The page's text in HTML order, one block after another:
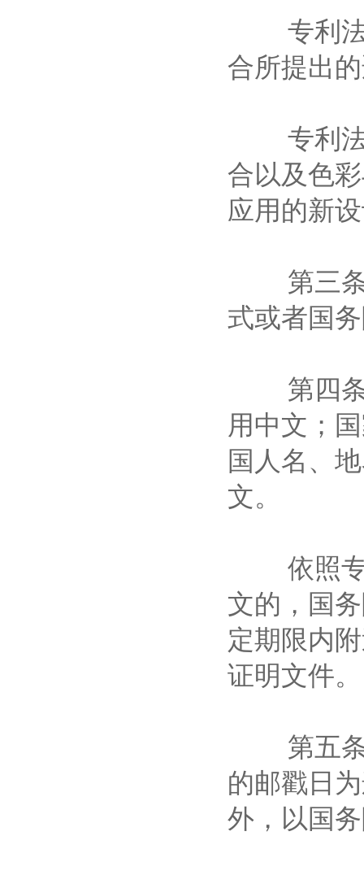
专利法
合所提出
专利法
合以及色
应用的新
第三条
式或者国
第四条
用中文；
国人名、
文。
依照专
文的，国
定期限内
证明文件
第五条
的邮戳日
外，以国